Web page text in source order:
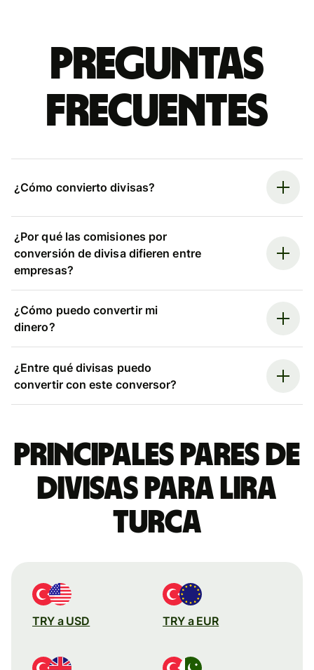
Preguntas
frecuentes
¿Cómo convierto divisas?
¿Por qué las comisiones por
conversión de divisa difieren entre
empresas?
¿Cómo puedo convertir mi
dinero?
¿Entre qué divisas puedo
convertir con este conversor?
Principales pares de
divisas para lira
turca
TRY a USD TRY a EUR